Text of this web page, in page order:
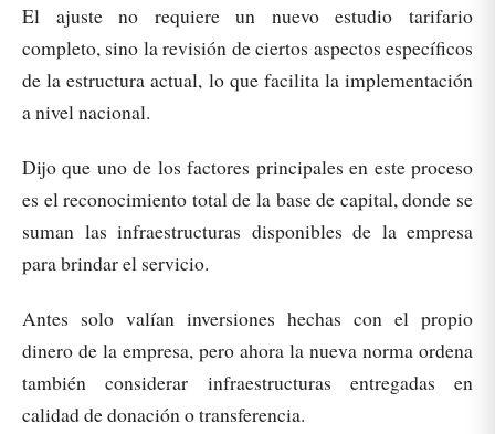
El ajuste no requiere un nuevo estudio tarifario
completo, sino la revisión de ciertos aspectos específicos
de la estructura actual, lo que facilita la implementación
a nivel nacional.
Dijo que uno de los factores principales en este proceso
es el reconocimiento total de la base de capital, donde se
suman las infraestructuras disponibles de la empresa
para brindar el servicio.
Antes solo valían inversiones hechas con el propio
dinero de la empresa, pero ahora la nueva norma ordena
también considerar infraestructuras entregadas en
calidad de donación o transferencia.